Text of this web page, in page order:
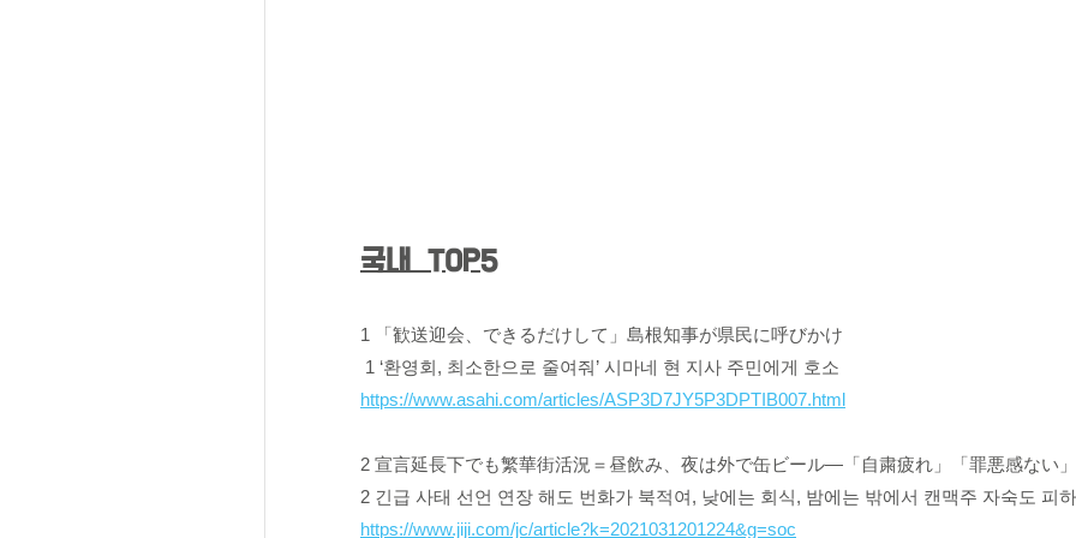
국내  TOP5
1 「歓送迎会、できるだけして」島根知事が県民に呼びかけ
1 ‘환영회, 최소한으로 줄여줘’ 시마네 현 지사 주민에게 호소
https://www.asahi.com/articles/ASP3D7JY5P3DPTIB007.html
2 宣言延長下でも繁華街活況＝昼飲み、夜は外で缶ビール―「自粛疲れ」「罪悪感ない」
2 긴급 사태 선언 연장 해도 번화가 북적여, 낮에는 회식, 밤에는 밖에서 캔맥주 자숙도 피
https://www.jiji.com/jc/article?k=2021031201224&g=soc